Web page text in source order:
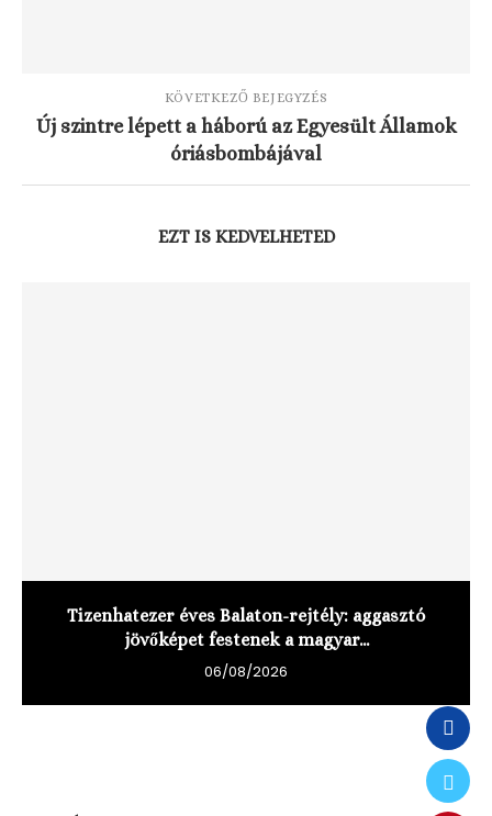
KÖVETKEZŐ BEJEGYZÉS
Új szintre lépett a háború az Egyesült Államok
óriásbombájával
EZT IS KEDVELHETED
Tizenhatezer éves Balaton-rejtély: aggasztó
jövőképet festenek a magyar...
06/08/2026